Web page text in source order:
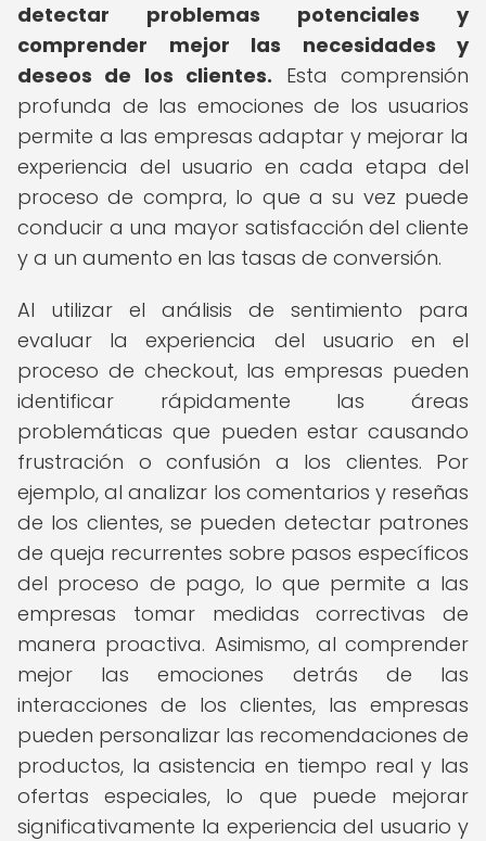
detectar problemas potenciales y
comprender mejor las necesidades y
deseos de los clientes. Esta comprensión
profunda de las emociones de los usuarios
permite a las empresas adaptar y mejorar la
experiencia del usuario en cada etapa del
proceso de compra, lo que a su vez puede
conducir a una mayor satisfacción del cliente
y a un aumento en las tasas de conversión.
Al utilizar el análisis de sentimiento para
evaluar la experiencia del usuario en el
proceso de checkout, las empresas pueden
identificar rápidamente las áreas
problemáticas que pueden estar causando
frustración o confusión a los clientes. Por
ejemplo, al analizar los comentarios y reseñas
de los clientes, se pueden detectar patrones
de queja recurrentes sobre pasos específicos
del proceso de pago, lo que permite a las
empresas tomar medidas correctivas de
manera proactiva. Asimismo, al comprender
mejor las emociones detrás de las
interacciones de los clientes, las empresas
pueden personalizar las recomendaciones de
productos, la asistencia en tiempo real y las
ofertas especiales, lo que puede mejorar
significativamente la experiencia del usuario y